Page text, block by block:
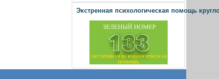
Экстренная психологическая помощь